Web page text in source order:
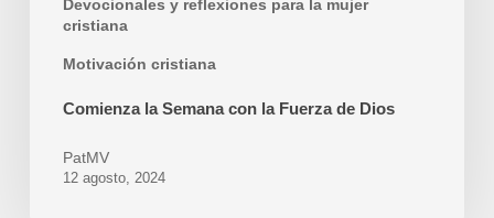
Devocionales y reflexiones para la mujer
cristiana
Motivación cristiana
Comienza la Semana con la Fuerza de Dios
PatMV
12 agosto, 2024